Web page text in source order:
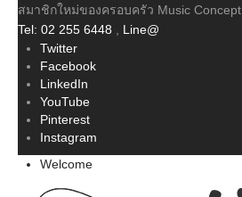
สมาชิกใหม่ของครอบครัว Music Concept
Tel: 02 255 6448
Line@
Twitter
Facebook
LinkedIn
YouTube
Pinterest
Instagram
Welcome